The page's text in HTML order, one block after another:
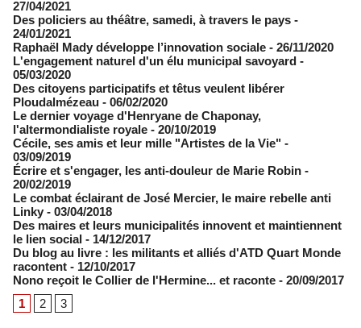
27/04/2021
Des policiers au théâtre, samedi, à travers le pays -
24/01/2021
Raphaël Mady développe l’innovation sociale - 26/11/2020
L'engagement naturel d'un élu municipal savoyard -
05/03/2020
Des citoyens participatifs et têtus veulent libérer
Ploudalmézeau - 06/02/2020
Le dernier voyage d'Henryane de Chaponay,
l'altermondialiste royale - 20/10/2019
Cécile, ses amis et leur mille "Artistes de la Vie" -
03/09/2019
Écrire et s'engager, les anti-douleur de Marie Robin -
20/02/2019
Le combat éclairant de José Mercier, le maire rebelle anti
Linky - 03/04/2018
Des maires et leurs municipalités innovent et maintiennent
le lien social - 14/12/2017
Du blog au livre : les militants et alliés d'ATD Quart Monde
racontent - 12/10/2017
Nono reçoit le Collier de l'Hermine... et raconte - 20/09/2017
1
2 3